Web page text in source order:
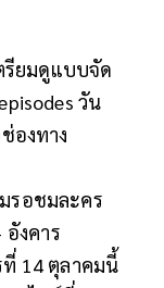
รียมดูแบบจัด
วัน
องทาง
รอชมละคร
งคาร
ที่ 14 ตุลาคมนี้